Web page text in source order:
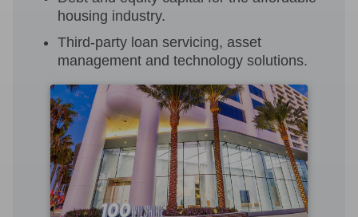
housing industry.
Third-party loan servicing, asset
management and technology solutions.